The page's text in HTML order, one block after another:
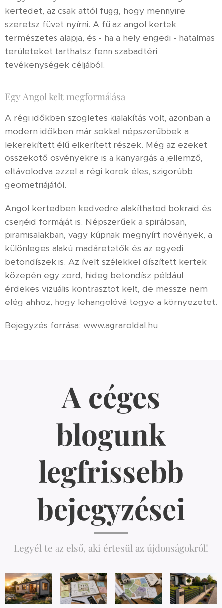
kertedet, az csak attól függ, hogy mennyire
szeretsz füvet nyírni. A fű az angol kertek
természetes alapja, és - ha a hely engedi - hatalmas
területeket tarthatsz fenn szabadtéri
tevékenységek céljából.
Egy Angol kelt megformálása
A régi időkben szögletes kialakítás volt, azonban a
modern időkben már sokkal népszerűbbek a
lekerekített élű elkerített részek. Még az ezeket
összekötő ösvényekre is a kanyargás a jellemző,
eltávolodva ezzel a régi korok éles, szigorúbb
geometriájától.
Angol kertedben kedvedre alakíthatod bokraid és
cserjéid formáját is. Népszerűek a spirálosan,
piramisalakban, vagy kúpnak megnyírt növények, a
különleges alakú madáretetők és az egyedi
betondíszek is. Az ívelt szélekkel díszített kertek
közepén egy zord, hideg betondísz például
érdekes vizuális kontrasztot kelt, de messze nem
elég ahhoz, hogy lehangolóvá tegye a környezetet.
Bejegyzés forrása: www.agraroldal.hu
A céges
blogunk
legfrissebb
bejegyzései
Legyél te az első, aki értesül az újdonságokról!